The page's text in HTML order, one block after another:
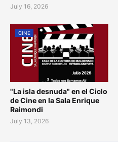
July 16, 2026
CINE
"La isla desnuda" en el Ciclo
de Cine en la Sala Enrique
Raimondi
July 13, 2026